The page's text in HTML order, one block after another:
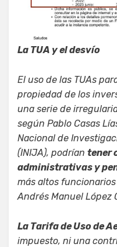
La TUA y el desvío
El uso de las TUAs
propiedad de los
una serie de
según Pablo Casas
Nacional de
(INIJA), podrían tener
administrativas y
más altos
Andrés Manuel López
La Tarifa de Uso de
impuesto, ni una